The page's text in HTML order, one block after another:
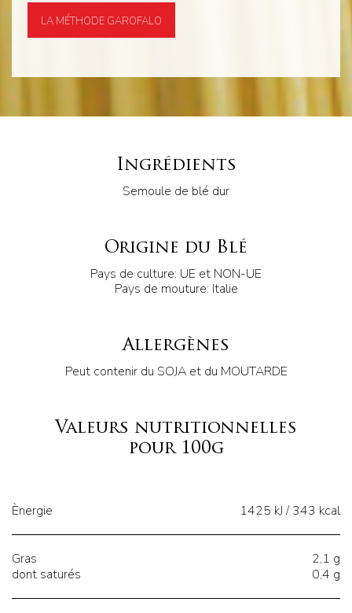
LA MÉTHODE GAROFALO
Ingrédients
Semoule de blé dur
Origine du Blé
Pays de culture: UE et NON-UE
Pays de mouture: Italie
Allergènes
Peut contenir du SOJA et du MOUTARDE
Valeurs nutritionnelles
pour 100g
Ènergie 1425 kJ / 343 kcal
Gras
dont saturés
2,1 g
0,4 g